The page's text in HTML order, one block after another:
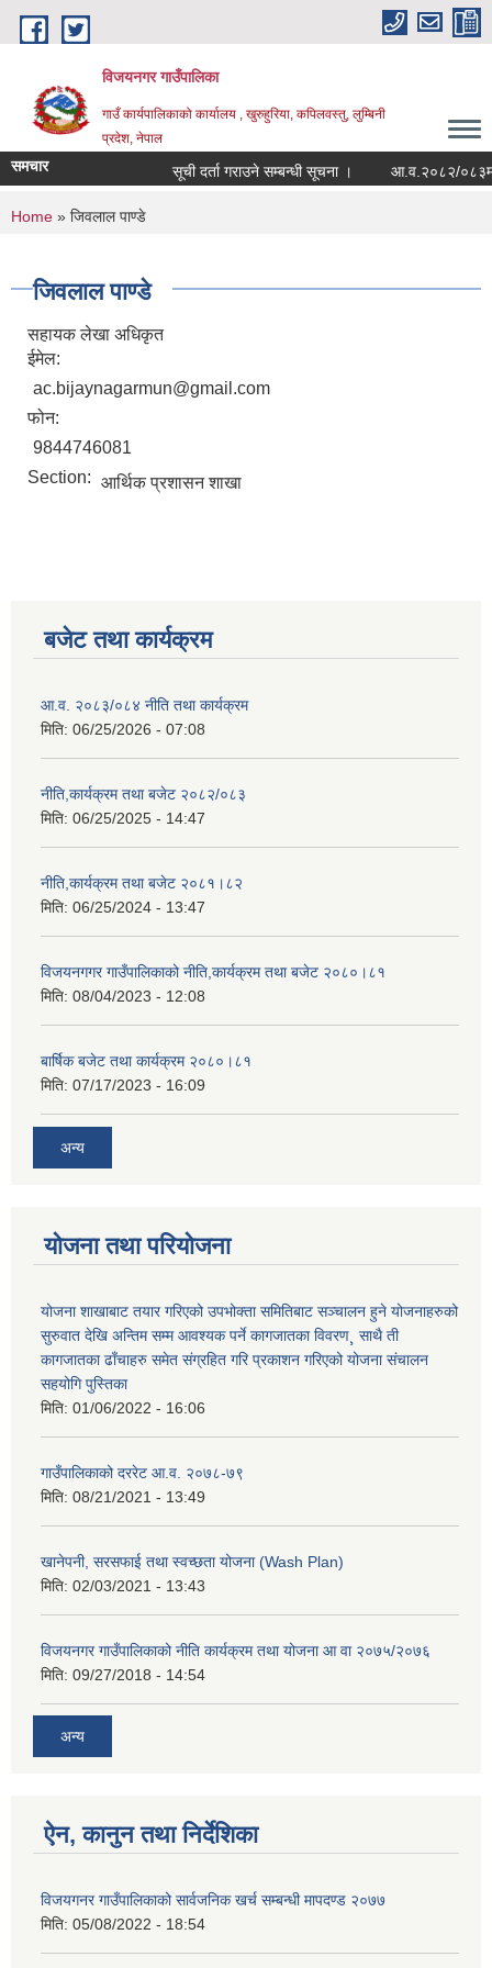
Skip to main content
विजयनगर गाउँपालिका
गाउँ कार्यपालिकाको कार्यालय , खुरुहुरिया, कपिलवस्तु, लुम्बिनी
प्रदेश, नेपाल
समचार सूची दर्ता गराउने सम्बन्धी सूचना । आ.व.२०८२/०८३मा
You are here
Home » जिवलाल पाण्डे
जिवलाल पाण्डे
सहायक लेखा अधिकृत
ईमेल:
ac.bijaynagarmun@gmail.com
फोन:
9844746081
Section: आर्थिक प्रशासन शाखा
बजेट तथा कार्यक्रम
आ.व. २०८३/०८४ नीति तथा कार्यक्रम
मिति: 06/25/2026 - 07:08
नीति,कार्यक्रम तथा बजेट २०८२/०८३
मिति: 06/25/2025 - 14:47
नीति,कार्यक्रम तथा बजेट २०८१।८२
मिति: 06/25/2024 - 13:47
विजयनगगर गाउँपालिकाको नीति,कार्यक्रम तथा बजेट २०८०।८१
मिति: 08/04/2023 - 12:08
बार्षिक बजेट तथा कार्यक्रम २०८०।८१
मिति: 07/17/2023 - 16:09
अन्य
योजना तथा परियोजना
योजना शाखाबाट तयार गरिएको उपभोक्ता समितिबाट सञ्चालन हुने योजनाहरुको
सुरुवात देखि अन्तिम सम्म आवश्यक पर्ने कागजातका विवरण¸ साथै ती
कागजातका ढाँचाहरु समेत संग्रहित गरि प्रकाशन गरिएको योजना संचालन
सहयोगि पुस्तिका
मिति: 01/06/2022 - 16:06
गाउँपालिकाको दररेट आ.व. २०७८-७९
मिति: 08/21/2021 - 13:49
खानेपनी, सरसफाई तथा स्वच्छता योजना (Wash Plan)
मिति: 02/03/2021 - 13:43
विजयनगर गाउँपालिकाको नीति कार्यक्रम तथा योजना आ वा २०७५/२०७६
मिति: 09/27/2018 - 14:54
अन्य
ऐन, कानुन तथा निर्देशिका
विजयगनर गाउँपालिकाको सार्वजनिक खर्च सम्बन्धी मापदण्ड २०७७
मिति: 05/08/2022 - 18:54